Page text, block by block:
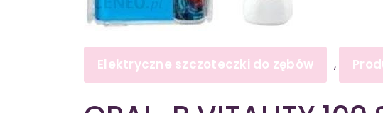
Elektryczne szczoteczki do zębów ,